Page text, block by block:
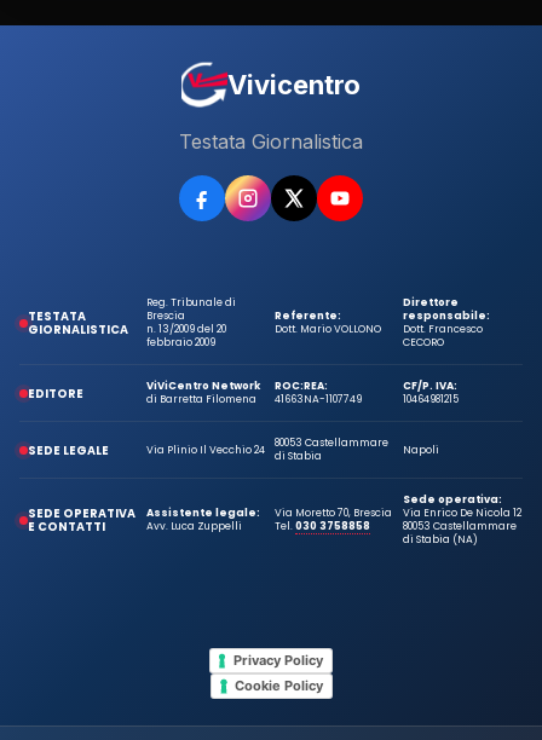
Vivicentro
Testata Giornalistica
TESTATA
GIORNALISTICA
Reg. Tribunale di
Brescia
n. 13/2009 del 20
febbraio 2009
Referente:
Dott. Mario VOLLONO
Direttore
responsabile:
Dott. Francesco
CECORO
EDITORE
ViViCentro Network
di Barretta Filomena
ROC:
41663
REA:
NA-1107749
CF/P. IVA:
10464981215
SEDE LEGALE Via Plinio Il Vecchio 24
80053 Castellammare
di Stabia
Napoli
SEDE OPERATIVA
E CONTATTI
Assistente legale:
Avv. Luca Zuppelli
Via Moretto 70, Brescia
Tel.030 3758858
Sede operativa:
Via Enrico De Nicola 12
80053 Castellammare
di Stabia (NA)
Privacy Policy
Cookie Policy